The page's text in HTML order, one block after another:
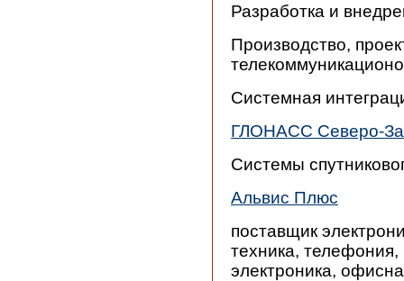
Разработка и
Производство,
Системная
ГЛОНАСС Северо-
Системы
Альвис Плюс
поставщик
техника,
электроника,